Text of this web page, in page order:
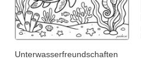
Unterwasserfreundschaften